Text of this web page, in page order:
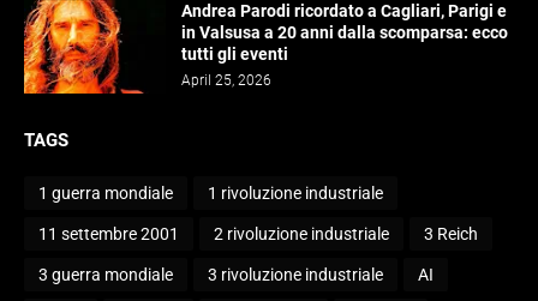
Andrea Parodi ricordato a Cagliari, Parigi e
in Valsusa a 20 anni dalla scomparsa: ecco
tutti gli eventi
April 25, 2026
TAGS
1 guerra mondiale 1 rivoluzione industriale
11 settembre 2001 2 rivoluzione industriale 3 Reich
3 guerra mondiale 3 rivoluzione industriale AI